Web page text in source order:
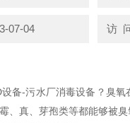
07-04 访
备-污水厂消毒设备？臭
、真、芽孢类等都能够被